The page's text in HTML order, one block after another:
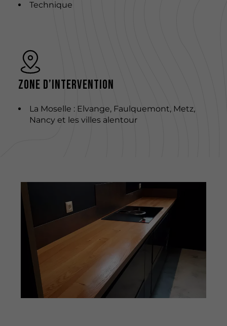
Technique
Zone d’intervention
La Moselle : Elvange, Faulquemont, Metz,
Nancy et les villes alentour